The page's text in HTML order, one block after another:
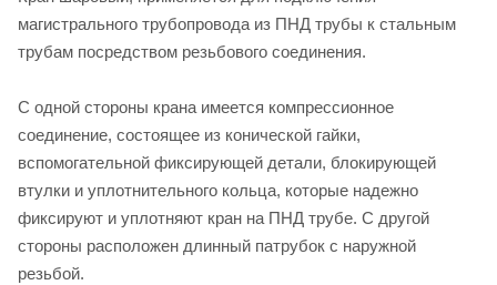
магистрального трубопровода из ПНД трубы к стальным
трубам посредством резьбового соединения.
С одной стороны крана имеется компрессионное
соединение, состоящее из конической гайки,
вспомогательной фиксирующей детали, блокирующей
втулки и уплотнительного кольца, которые надежно
фиксируют и уплотняют кран на ПНД трубе. С другой
стороны расположен длинный патрубок с наружной
резьбой.